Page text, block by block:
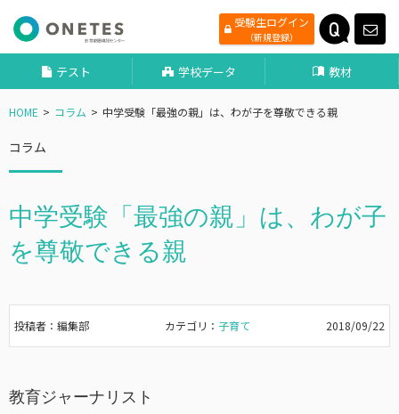
受験生ログイン
（新規登録）
テスト 学校データ 教材
HOME コラム 中学受験「最強の親」は、わが子を尊敬できる親
コラム
中学受験「最強の親」は、わが子
を尊敬できる親
投稿者：編集部 カテゴリ： 子育て 2018/09/22
教育ジャーナリスト